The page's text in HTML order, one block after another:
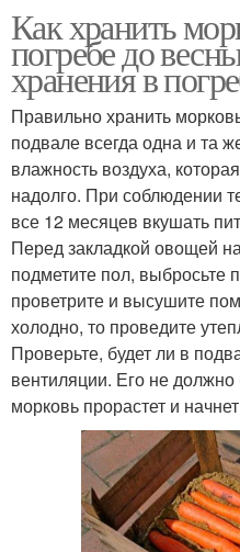
Как хранить
погребе до
хранения в
Правильно хранить
подвале всегда одна и та
влажность воздуха,
надолго. При соблюдении
все 12 месяцев вкушать
Перед закладкой овощей
подметите пол, выбросьте
проветрите и высушите
холодно, то проведите
Проверьте, будет ли в
вентиляции. Его не
морковь прорастет и